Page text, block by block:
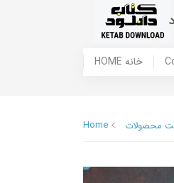
HOME خانه
Home محصولات